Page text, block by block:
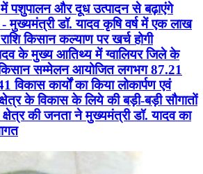
में पशुपालन और दूध उत्पादन से बढ़ाएंगे
मुख्यमंत्री डॉ. यादव कृषि वर्ष में एक लाख
किसान कल्याण पर खर्च होगी
के मुख्य आतिथ्य में ग्वालियर जिले के
सम्मेलन आयोजित लगभग 87.21
कार्यों का किया लोकार्पण एवं
के विकास के लिये की बड़ी-बड़ी सौगातों
की जनता ने मुख्यमंत्री डॉ. यादव का